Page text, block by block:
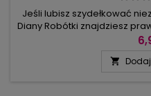
Jeśli lubisz szydełkować
Diany Robótki znajdziesz
biały i szary zestaw, który
okazało się, że
